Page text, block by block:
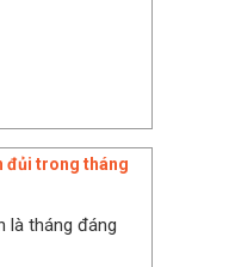
đủi trong tháng
là tháng đáng